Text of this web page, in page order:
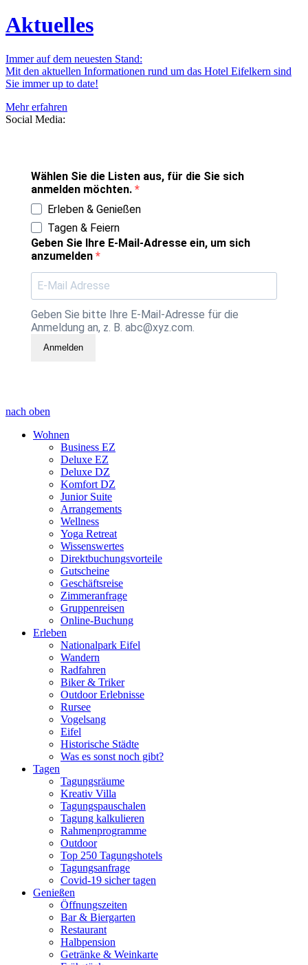
Aktuelles
Immer auf dem neuesten Stand:
Mit den aktuellen Informationen rund um das Hotel Eifelkern sind
Sie immer up to date!
Mehr erfahren
Social Media:
Wählen Sie die Listen aus, für die Sie sich
anmelden möchten.
Erleben & Genießen
Tagen & Feiern
Geben Sie Ihre E-Mail-Adresse ein, um sich
anzumelden
Geben Sie bitte Ihre E-Mail-Adresse für die
Anmeldung an, z. B. abc@xyz.com.
Anmelden
nach oben
Wohnen
Business EZ
Deluxe EZ
Deluxe DZ
Komfort DZ
Junior Suite
Arrangements
Wellness
Yoga Retreat
Wissenswertes
Direktbuchungsvorteile
Gutscheine
Geschäftsreise
Zimmeranfrage
Gruppenreisen
Online-Buchung
Erleben
Nationalpark Eifel
Wandern
Radfahren
Biker & Triker
Outdoor Erlebnisse
Rursee
Vogelsang
Eifel
Historische Städte
Was es sonst noch gibt?
Tagen
Tagungsräume
Kreativ Villa
Tagungspauschalen
Tagung kalkulieren
Rahmenprogramme
Outdoor
Top 250 Tagungshotels
Tagungsanfrage
Covid-19 sicher tagen
Genießen
Öffnungszeiten
Bar & Biergarten
Restaurant
Halbpension
Getränke & Weinkarte